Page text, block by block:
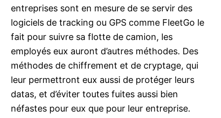
entreprises sont en mesure de se servir des
logiciels de tracking ou GPS comme FleetGo le
fait pour suivre sa flotte de camion, les
employés eux auront d’autres méthodes. Des
méthodes de chiffrement et de cryptage, qui
leur permettront eux aussi de protéger leurs
datas, et d’éviter toutes fuites aussi bien
néfastes pour eux que pour leur entreprise.